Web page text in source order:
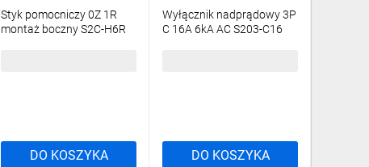
Styk pomocniczy 0Z 1R
montaż boczny S2C-H6R
DO KOSZYKA
Wyłącznik nadprądowy 3P
C 16A 6kA AC S203-C16
DO KOSZYKA